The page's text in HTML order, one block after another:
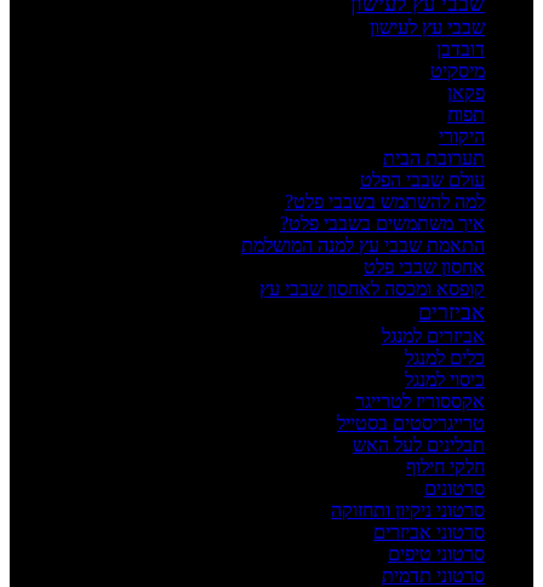
שבבי עץ לעישון
דובדבן
מיסקיט
פקאן
תפוח
היקורי
תערובת הבית
עולם שבבי הפלט
למה להשתמש בשבבי פלט?
איך משתמשים בשבבי פלט?
התאמת שבבי עץ למנה המושלמת
אחסון שבבי פלט
קופסא ומכסה לאחסון שבבי עץ
אביזרים
אביזרים למנגל
כלים למנגל
כיסוי למנגל
אקססוריז לטרייגר
טרייגריסטים בסטייל
תבלינים לעל האש
חלקי חילוף
סרטונים
סרטוני ניקיון ותחזוקה
סרטוני אביזרים
סרטוני טיפים
סרטוני תדמית